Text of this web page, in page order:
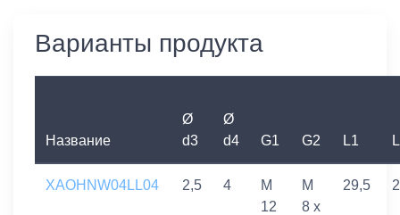
Варианты продукта
Название
Ø
d3
Ø
d4
G1 G2 L1
XAOHNW04LL04 2,5 4
M
12
M
8 x
29,5